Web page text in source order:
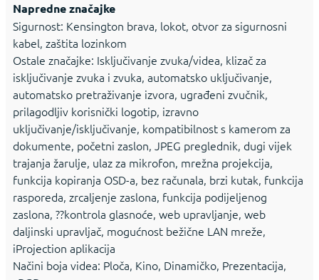
Napredne značajke
Sigurnost: Kensington brava, lokot, otvor za sigurnosni
kabel, zaštita lozinkom
Ostale značajke: Isključivanje zvuka/videa, klizač za
isključivanje zvuka i zvuka, automatsko uključivanje,
automatsko pretraživanje izvora, ugrađeni zvučnik,
prilagodljiv korisnički logotip, izravno
uključivanje/isključivanje, kompatibilnost s kamerom za
dokumente, početni zaslon, JPEG preglednik, dugi vijek
trajanja žarulje, ulaz za mikrofon, mrežna projekcija,
funkcija kopiranja OSD-a, bez računala, brzi kutak, funkcija
rasporeda, zrcaljenje zaslona, funkcija podijeljenog
zaslona, ??kontrola glasnoće, web upravljanje, web
daljinski upravljač, mogućnost bežične LAN mreže,
iProjection aplikacija
Načini boja videa: Ploča, Kino, Dinamičko, Prezentacija,